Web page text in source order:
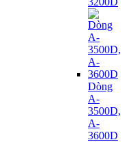
Dòng
A-
3500D,
A-
3600D